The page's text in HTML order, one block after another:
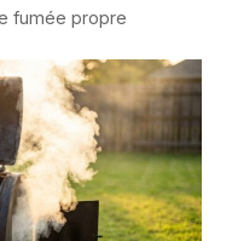
fumée propre